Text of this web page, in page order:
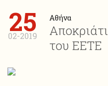
25
02-2019
Αθήνα
του ΕΕΤΕ